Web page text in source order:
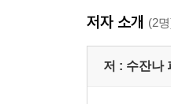
저자 소개 (2
저 : 수잔나